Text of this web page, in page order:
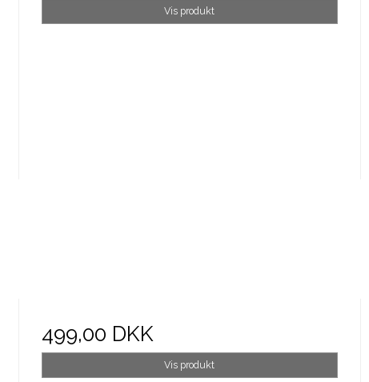
Vis produkt
499,00 DKK
Vis produkt